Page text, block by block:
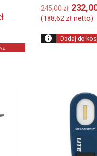
Aktualna
284,00 zł.
245,00zł
cena
(188,62 złnetto)
Dodaj do